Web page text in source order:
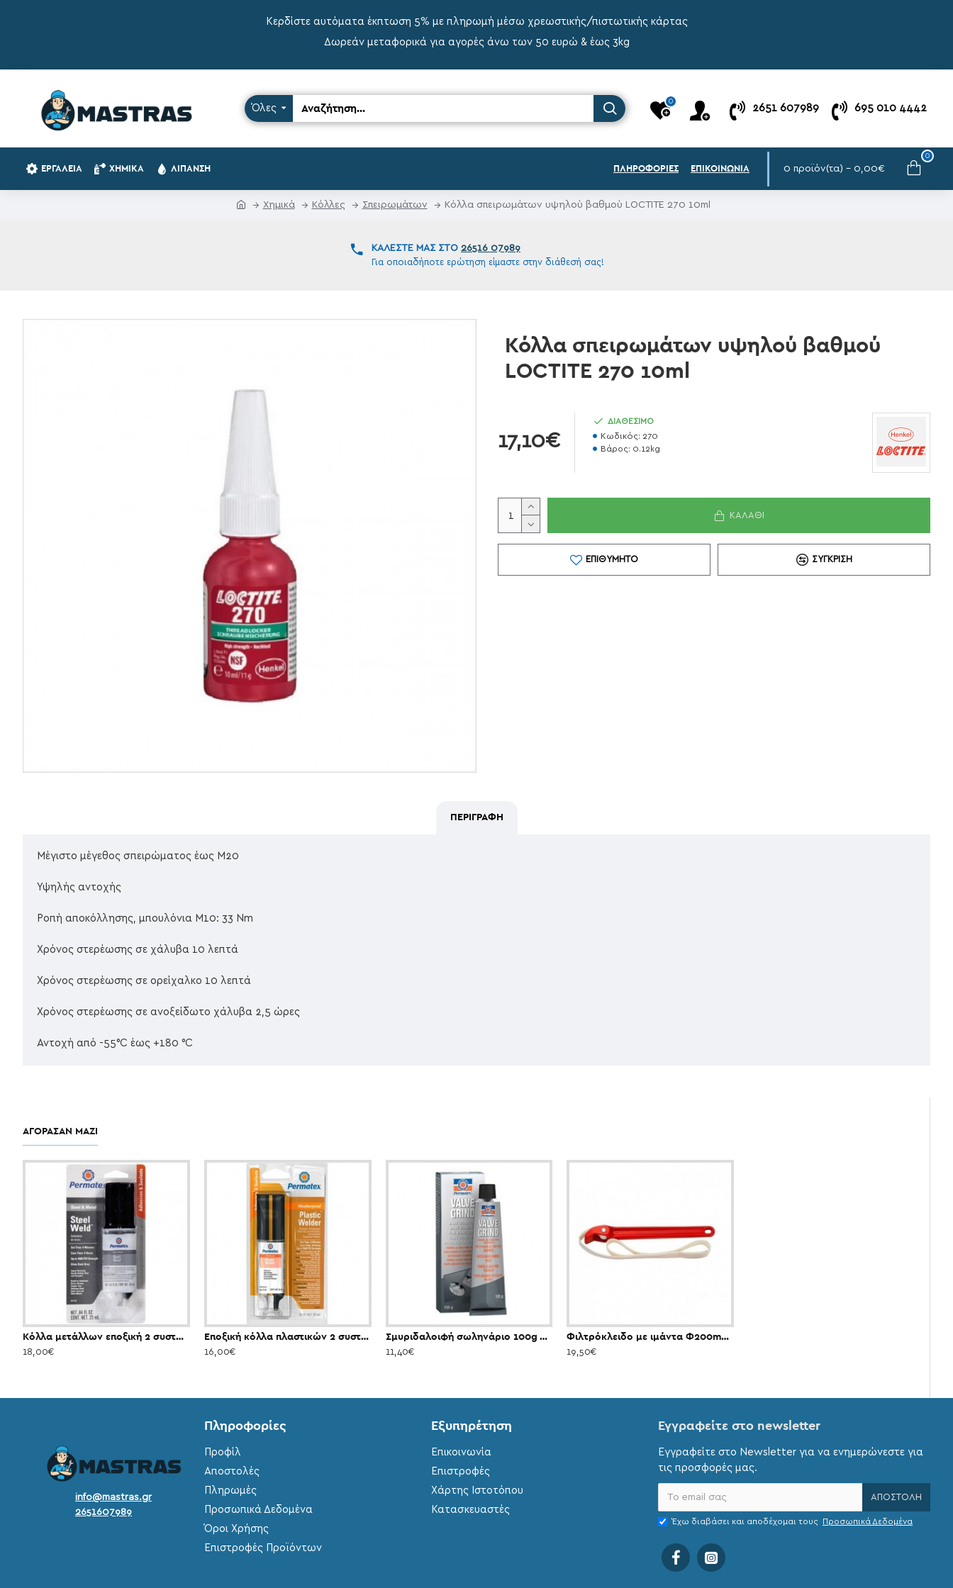
Κερδίστε αυτόματα έκπτωση 5% με πληρωμή μέσω χρεωστικής/πιστωτικής κάρτας
Δωρεάν μεταφορικά για αγορές άνω των 50 ευρώ & έως 3kg
Όλες
0
2651 607989 695 010 4442
ΕΡΓΑΛΕΊΑ ΧΗΜΙΚΆ ΛΊΠΑΝΣΗ ΠΛΗΡΟΦΟΡΊΕΣ ΕΠΙΚΟΙΝΩΝΊΑ 0 προϊόν(τα) - 0,00€
0
Χημικά Κόλλες Σπειρωμάτων Κόλλα σπειρωμάτων υψηλού βαθμού LOCTITE 270 10ml
ΚΑΛΈΣΤΕ ΜΑΣ ΣΤΟ 26516 07989
Για οποιαδήποτε ερώτηση είμαστε στην διάθεσή σας!
Κόλλα σπειρωμάτων υψηλού βαθμού
LOCTITE 270 10ml
17,10€
ΔΙΑΘΕΣΙΜΟ
Κωδικός: 270
Βάρος: 0.12kg
ΚΑΛΆΘΙ
ΕΠΙΘΥΜΗΤΌ ΣΎΓΚΡΙΣΗ
ΠΕΡΙΓΡΑΦΉ
Μέγιστο μέγεθος σπειρώματος έως M20
Υψηλής αντοχής
Ροπή αποκόλλησης, μπουλόνια M10: 33 Nm
Χρόνος στερέωσης σε χάλυβα 10 λεπτά
Χρόνος στερέωσης σε ορείχαλκο 10 λεπτά
Χρόνος στερέωσης σε ανοξείδωτο χάλυβα 2,5 ώρες
Αντοχή από -55°C έως +180 °C
ΑΓΌΡΑΣΑΝ ΜΑΖΊ
Κόλλα μετάλλων εποξική 2 συστατικών (2x25ml) PERMATEX 35242
18,00€
Εποξική κόλλα πλαστικών 2 συστατικών 2x25ml PΕΡΜΑΤΕΧ 35222 (84115)
16,00€
Σμυριδαλοιφή σωληνάριο 100g VALVE GRIND PERMATEX 12063
11,40€
Φιλτρόκλειδο με ιμάντα Φ200mm FORCE 61912
19,50€
info@mastras.gr
2651607989
Πληροφορίες
Προφίλ
Αποστολές
Πληρωμές
Προσωπικά Δεδομένα
Όροι Χρήσης
Επιστροφές Προϊόντων
Εξυπηρέτηση
Επικοινωνία
Επιστροφές
Χάρτης Ιστοτόπου
Κατασκευαστές
Εγγραφείτε στο newsletter
Εγγραφείτε στο Newsletter για να ενημερώνεστε για
τις προσφορές μας.
ΑΠΟΣΤΟΛΉ
Έχω διαβάσει και αποδέχομαι τους Προσωπικά Δεδομένα